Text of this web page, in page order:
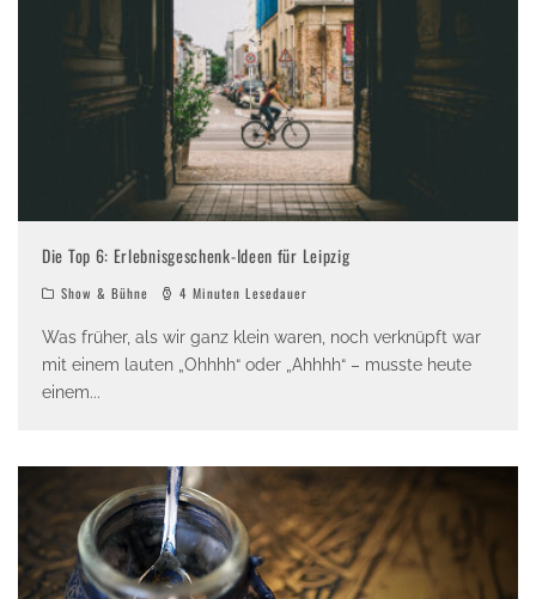
Die Top 6: Erlebnisgeschenk-Ideen für Leipzig
Show & Bühne 4 Minuten Lesedauer
Was früher, als wir ganz klein waren, noch verknüpft war
mit einem lauten „Ohhhh“ oder „Ahhhh“ – musste heute
einem...